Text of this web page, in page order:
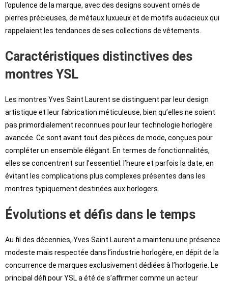
l’opulence de la marque, avec des designs souvent ornés de
pierres précieuses, de métaux luxueux et de motifs audacieux qui
rappelaient les tendances de ses collections de vêtements.
Caractéristiques distinctives des
montres YSL
Les montres Yves Saint Laurent se distinguent par leur design
artistique et leur fabrication méticuleuse, bien qu’elles ne soient
pas primordialement reconnues pour leur technologie horlogère
avancée. Ce sont avant tout des pièces de mode, conçues pour
compléter un ensemble élégant. En termes de fonctionnalités,
elles se concentrent sur l’essentiel: l’heure et parfois la date, en
évitant les complications plus complexes présentes dans les
montres typiquement destinées aux horlogers.
Évolutions et défis dans le temps
Au fil des décennies, Yves Saint Laurent a maintenu une présence
modeste mais respectée dans l’industrie horlogère, en dépit de la
concurrence de marques exclusivement dédiées à l’horlogerie. Le
principal défi pour YSL a été de s’affirmer comme un acteur